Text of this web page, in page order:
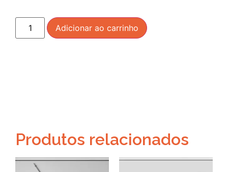
Adicionar ao carrinho
Produtos relacionados